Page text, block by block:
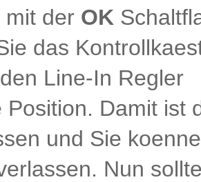
mit der OK
das
Line-In Regler
Position. Damit ist
und Sie
Nun